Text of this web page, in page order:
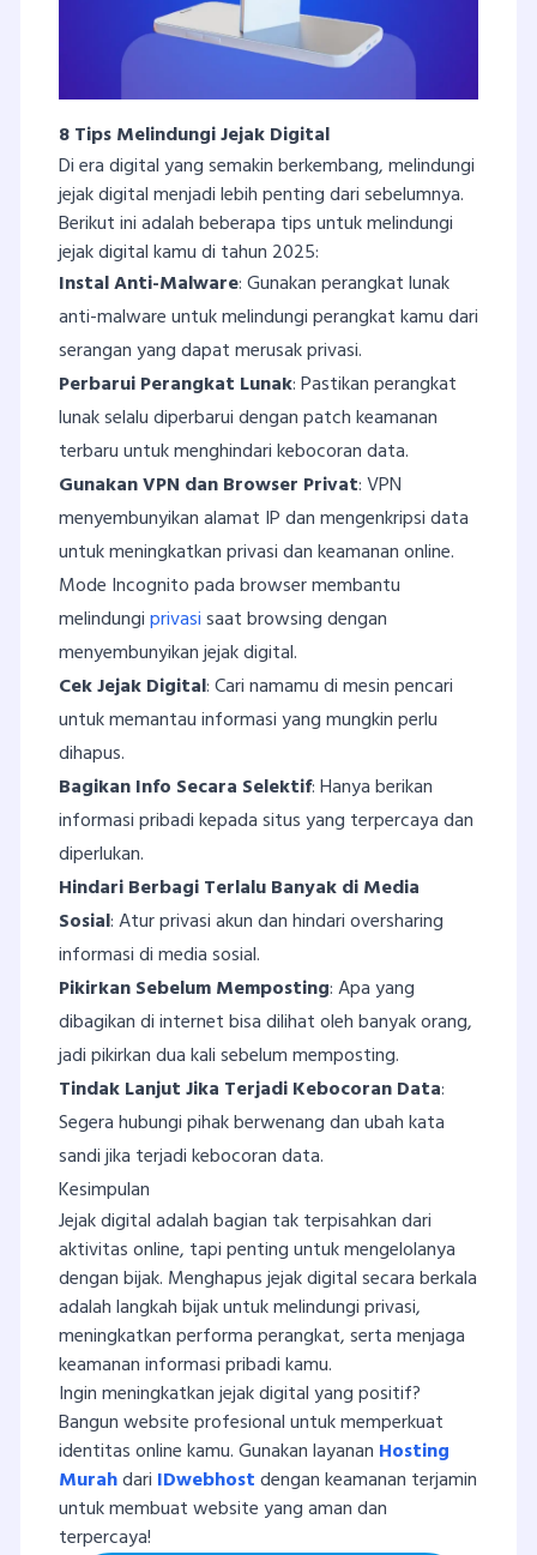
8 Tips Melindungi Jejak Digital
Di era digital yang semakin berkembang, melindungi
jejak digital menjadi lebih penting dari sebelumnya.
Berikut ini adalah beberapa tips untuk melindungi
jejak digital kamu di tahun 2025:
Instal Anti-Malware: Gunakan perangkat lunak
anti-malware untuk melindungi perangkat kamu dari
serangan yang dapat merusak privasi.
Perbarui Perangkat Lunak: Pastikan perangkat
lunak selalu diperbarui dengan patch keamanan
terbaru untuk menghindari kebocoran data.
Gunakan VPN dan Browser Privat: VPN
menyembunyikan alamat IP dan mengenkripsi data
untuk meningkatkan privasi dan keamanan online.
Mode Incognito pada browser membantu
melindungiprivasisaat browsing dengan
menyembunyikan jejak digital.
Cek Jejak Digital: Cari namamu di mesin pencari
untuk memantau informasi yang mungkin perlu
dihapus.
Bagikan Info Secara Selektif: Hanya berikan
informasi pribadi kepada situs yang terpercaya dan
diperlukan.
Hindari Berbagi Terlalu Banyak di Media
Sosial: Atur privasi akun dan hindari oversharing
informasi di media sosial.
Pikirkan Sebelum Memposting: Apa yang
dibagikan di internet bisa dilihat oleh banyak orang,
jadi pikirkan dua kali sebelum memposting.
Tindak Lanjut Jika Terjadi Kebocoran Data:
Segera hubungi pihak berwenang dan ubah kata
sandi jika terjadi kebocoran data.
Kesimpulan
Jejak digital adalah bagian tak terpisahkan dari
aktivitas online, tapi penting untuk mengelolanya
dengan bijak. Menghapus jejak digital secara berkala
adalah langkah bijak untuk melindungi privasi,
meningkatkan performa perangkat, serta menjaga
keamanan informasi pribadi kamu.
Ingin meningkatkan jejak digital yang positif?
Bangun website profesional untuk memperkuat
identitas online kamu. Gunakan layanan Hosting
Murahdari IDwebhostdengan keamanan terjamin
untuk membuat website yang aman dan
terpercaya!